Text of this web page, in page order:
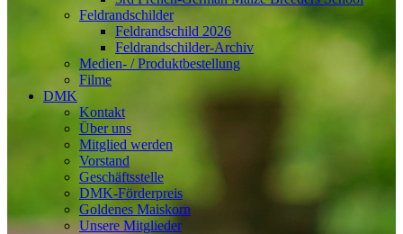
Feldrandschilder
Feldrandschild 2026
Feldrandschilder-Archiv
Medien- / Produktbestellung
Filme
DMK
Kontakt
Über uns
Mitglied werden
Vorstand
Geschäftsstelle
DMK-Förderpreis
Goldenes Maiskorn
Unsere Mitglieder